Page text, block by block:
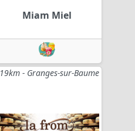
Miam Miel
19km - Granges-sur-Baume